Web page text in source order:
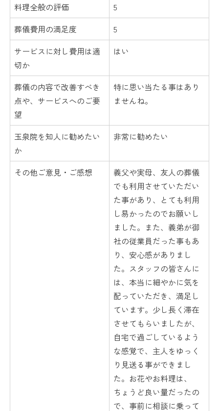
料理全般の評価
5
葬儀費用の満足度
5
サービスに対し費用は適
切か
はい
葬儀の内容で改善すべき
点や、サービスへのご要
望
特に思い当たる事はあり
ませんね。
玉泉院を知人に勧めたい
か
非常に勧めたい
その他ご意見・ご感想
義父や実母、友人の葬儀
でも利用させていただい
た事があり、とても利用
し易かったのでお願いし
ました。また、義弟が御
社の従業員だった事もあ
り、安心感がありまし
た。スタッフの皆さんに
は、本当に細やかに気を
配っていただき、満足し
ています。少し長く滞在
させてもらいましたが、
自宅で過ごしているよう
な感覚で、主人をゆっく
り見送る事ができまし
た。お花やお料理は、
ちょうど良い量だったの
で、事前に相談に乗って